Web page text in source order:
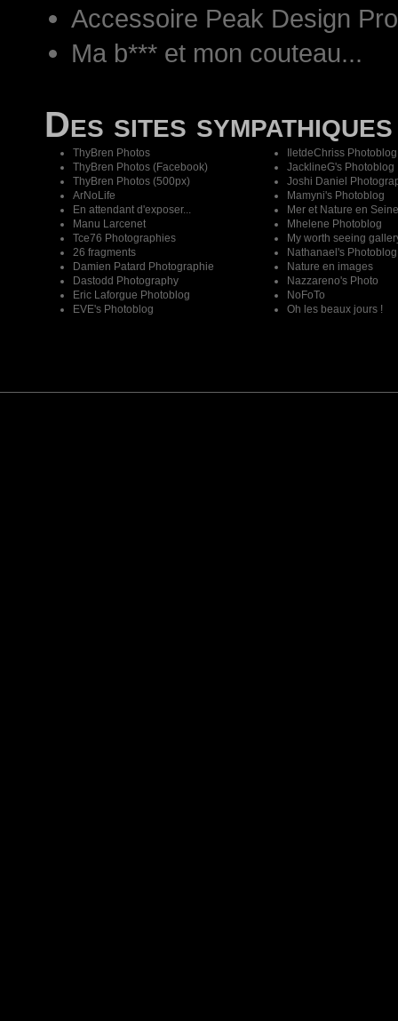
Accessoire Peak Design
Ma b*** et mon couteau...
Des sites sympathiques
ThyBren Photos
ThyBren Photos (Facebook)
ThyBren Photos (500px)
ArNoLife
En attendant d'exposer...
Manu Larcenet
Tce76 Photographies
26 fragments
Damien Patard Photographie
Dastodd Photography
Eric Laforgue Photoblog
EVE's Photoblog
IletdeChriss Photoblog
JacklineG's Photoblog
Joshi Daniel
Mamyni's Photoblog
Mer et Nature en Seine
Mhelene Photoblog
My worth seeing
Nathanael's Photoblog
Nature en images
Nazzareno's Photo
NoFoTo
Oh les beaux jours !